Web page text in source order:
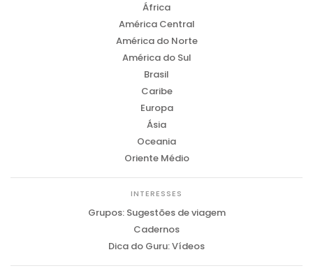
África
América Central
América do Norte
América do Sul
Brasil
Caribe
Europa
Ásia
Oceania
Oriente Médio
INTERESSES
Grupos: Sugestões de viagem
Cadernos
Dica do Guru: Vídeos